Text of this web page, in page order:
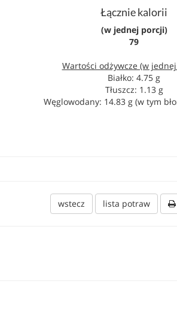
Łącznie kalorii
(w jednej porcji)
79
Wartości odżywcze (w
Białko: 4.75 g
Tłuszcz: 1.13 g
Węglowodany: 14.83 g (w tym
wstecz lista potraw